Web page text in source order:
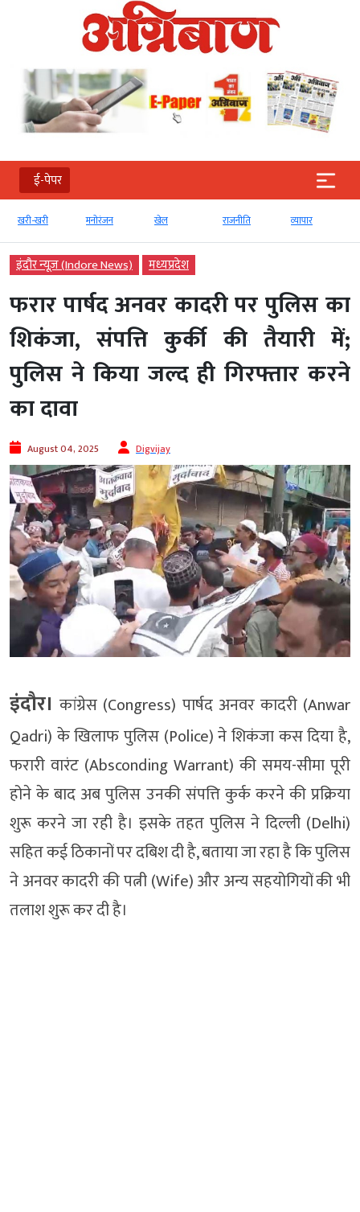
ई-पेपर
खरी-खरी मनोरंजन खेल राजनीति व्‍यापार
इंदौर न्यूज़ (Indore News) मध्‍यप्रदेश
फरार पार्षद अनवर कादरी पर पुलिस का
शिकंजा, संपत्ति कुर्की की तैयारी में;
पुलिस ने किया जल्द ही गिरफ्तार करने
का दावा
August 04, 2025 Digvijay
इंदौर। कांग्रेस (Congress) पार्षद अनवर कादरी (Anwar
Qadri) के खिलाफ पुलिस (Police) ने शिकंजा कस दिया है,
फरारी वारंट (Absconding Warrant) की समय-सीमा पूरी
होने के बाद अब पुलिस उनकी संपत्ति कुर्क करने की प्रक्रिया
शुरू करने जा रही है। इसके तहत पुलिस ने दिल्ली (Delhi)
सहित कई ठिकानों पर दबिश दी है, बताया जा रहा है कि पुलिस
ने अनवर कादरी की पत्नी (Wife) और अन्य सहयोगियों की भी
तलाश शुरू कर दी है।